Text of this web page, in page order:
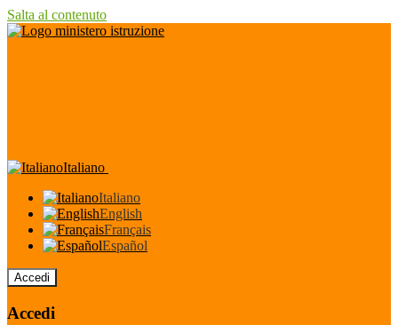
Salta al contenuto
Italiano
Italiano
English
Français
Español
Accedi
Accedi